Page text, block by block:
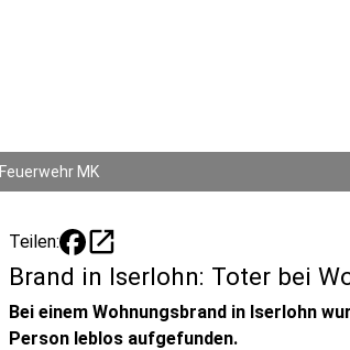
Feuerwehr MK
Teilen: open_in_new
Brand in Iserlohn: Toter bei
Bei einem Wohnungsbrand in Iserlohn
Person leblos aufgefunden.